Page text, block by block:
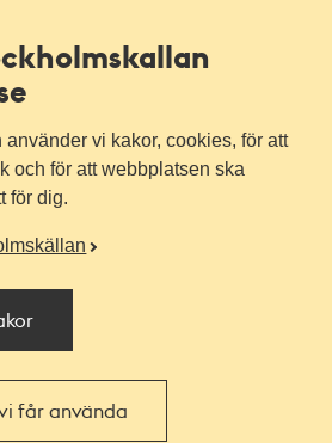
vi kakor, cookies, för att
och för att webbplatsen ska
för dig.
får använda